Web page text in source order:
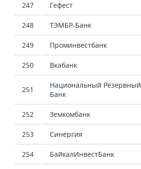
247 Гефест
248 ТЭМБР-Банк
249 Проминвестбанк
250 Вкабанк
251
Национальный Резервный
Банк
252 Земкомбанк
253 Синергия
254 БайкалИнвестБанк